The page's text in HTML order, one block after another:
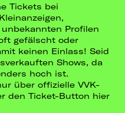
Tickets bei
Profilen
gefälscht oder
keinen Einlass! Seid
Shows, da
hoch ist.
über offizielle VVK-
den Ticket-Button hier